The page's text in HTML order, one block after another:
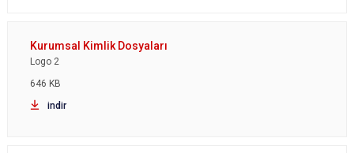
Logo 2
646 KB
indir